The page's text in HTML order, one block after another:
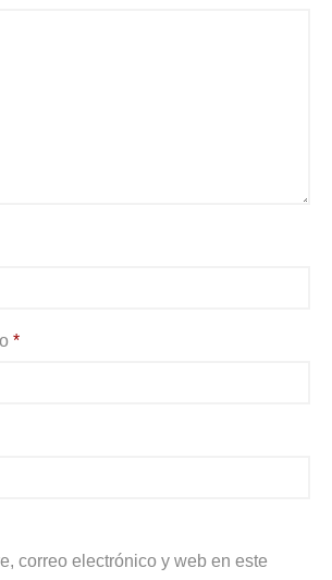
*
correo electrónico y web en este